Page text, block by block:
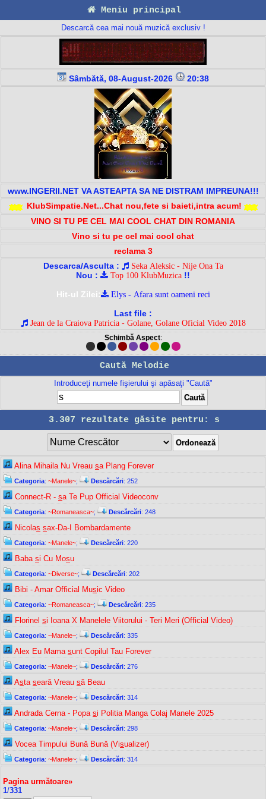
Meniu principal
Descarcă cea mai nouă muzică exclusiv !
Sâmbătă, 08-August-2026 20:38
www.INGERII.NET VA ASTEAPTA SA NE DISTRAM IMPREUNA!!!
KlubSimpatie.Net...Chat nou,fete si baieti,intra acum!
VINO SI TU PE CEL MAI COOL CHAT DIN ROMANIA
Vino si tu pe cel mai cool chat
reclama 3
Descarca/Asculta :
Seka Aleksic - Nije Ona Ta
Nou : Top 100 KlubMuzica !!
Hit-ul Zilei:
Elys - Afara sunt oameni reci
Last file :
Jean de la Craiova Patricia - Golane, Golane Oficial Video 2018
Schimbă Aspect:
Caută Melodie
Introduceţi numele fişierului şi apăsaţi "Caută"
3.307 rezultate găsite pentru: s
Alina Mihaila Nu Vreau sa Plang Forever
Categoria: ~Manele~; Descărcări: 252
Connect-R - sa Te Pup Official Videoconv
Categoria: ~Romaneasca~; Descărcări: 248
Nicolas sax-Da-I Bombardamente
Categoria: ~Manele~; Descărcări: 220
Baba si Cu Mosu
Categoria: ~Diverse~; Descărcări: 202
Bibi - Amar Official Music Video
Categoria: ~Romaneasca~; Descărcări: 235
Florinel si Ioana X Manelele Viitorului - Teri Meri (Official Video)
Categoria: ~Manele~; Descărcări: 335
Alex Eu Mama sunt Copilul Tau Forever
Categoria: ~Manele~; Descărcări: 276
Asta seară Vreau să Beau
Categoria: ~Manele~; Descărcări: 314
Andrada Cerna - Popa si Politia Manga Colaj Manele 2025
Categoria: ~Manele~; Descărcări: 298
Vocea Timpului Bună Bună (Visualizer)
Categoria: ~Manele~; Descărcări: 314
Pagina următoare»
1/331